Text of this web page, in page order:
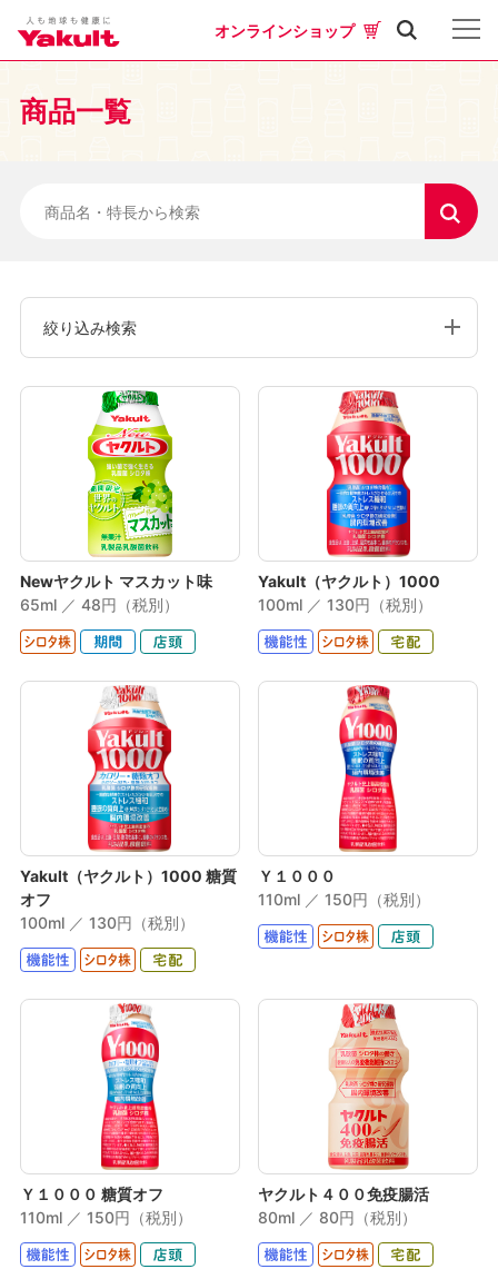
オンラインショップ
商品一覧
絞り込み検索
Newヤクルト マスカット味
65ml ／ 48円（税別）
Yakult（ヤクルト）1000
100ml ／ 130円（税別）
Yakult（ヤクルト）1000 糖質
オフ
100ml ／ 130円（税別）
Ｙ１０００
110ml ／ 150円（税別）
Ｙ１０００ 糖質オフ
110ml ／ 150円（税別）
ヤクルト４００免疫腸活
80ml ／ 80円（税別）